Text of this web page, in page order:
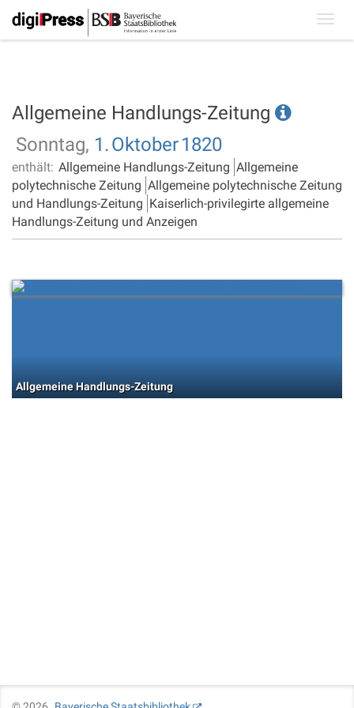
Allgemeine Handlungs-Zeitung
Sonntag, 1.Oktober1820
enthält: Allgemeine Handlungs-Zeitung Allgemeine
polytechnische Zeitung Allgemeine polytechnische Zeitung
und Handlungs-Zeitung Kaiserlich-privilegirte allgemeine
Handlungs-Zeitung und Anzeigen
Allgemeine Handlungs-Zeitung